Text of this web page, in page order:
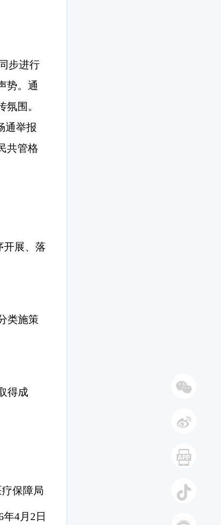
步进行
势。通
围。
通举报
共管格
开展、落
类施策
得成
保障局
年4月2日
微博
手机